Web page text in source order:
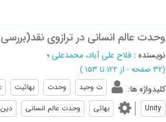
وحدت عالم انسانی در ترازوی
نویسنده : فلاح علی آباد، محمدعلی ؛
(‎32 صفحه - از 122 تا 153 )
کلیدواژه ها: ت وحید وحدت بهائیت
Unity
بهائی وحدت عالم انسانی دین